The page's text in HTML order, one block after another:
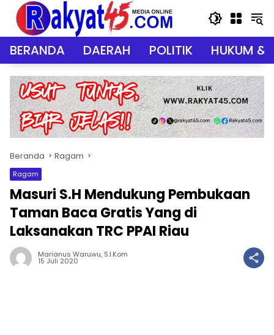
Langsung
konten
BERANDA DAERAH POLITIK HUKUM &
Beranda Ragam
Ragam
Masuri S.H Mendukung Pembukaan
Taman Baca Gratis Yang di
Laksanakan TRC PPAI Riau
Marianus Waruwu, S.I.Kom
15 Juli 2020